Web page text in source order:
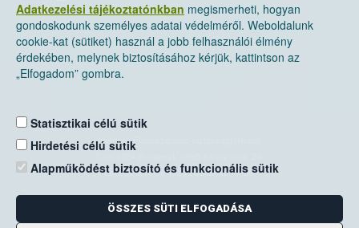
Adatkezelési tájékoztatónkban megismerheti, hogyan
gondoskodunk személyes adatai védelméről. Weboldalunk
cookie-kat (sütiket) használ a jobb felhasználói élmény
érdekében, melynek biztosításához kérjük, kattintson az
„Elfogadom” gombra.
Statisztikai célú sütik
Hirdetési célú sütik
Alapműködést biztosító és funkcionális sütik
ÖSSZES SÜTI ELFOGADÁSA
Nemzeti Élelmiszerlánc-biztonsági Hivatal
Levelezési cím: 1525 Budapest. Pf. 30.
E-mail:ugyfelszolgalat@nebih.gov.hu